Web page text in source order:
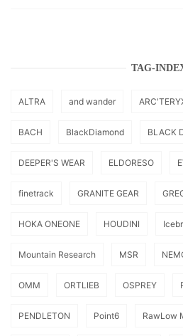
TAG-
ALTRA and wander
BACH BlackDiamond BLACK
DEEPER'S WEAR ELDORESO
finetrack GRANITE GEAR
HOKA ONEONE HOUDINI
Mountain Research MSR
OMM ORTLIEB OSPREY
PENDLETON Point6 RawLow